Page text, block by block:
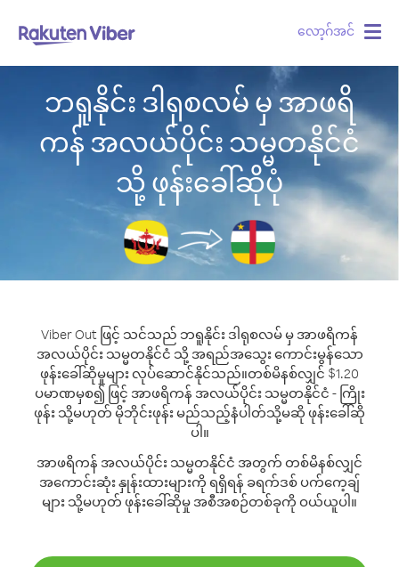
လော့ဂ်အင်
ဘရူနိုင်း ဒါရုစလမ် မှ အာဖရိ
ကန် အလယ်ပိုင်း သမ္မတနိုင်ငံ
သို့ ဖုန်းခေါ်ဆိုပုံ
Viber Out ဖြင့် သင်သည် ဘရူနိုင်း ဒါရုစလမ် မှ အာဖရိကန်
အလယ်ပိုင်း သမ္မတနိုင်ငံ သို့ အရည်အသွေး ကောင်းမွန်သော
ဖုန်းခေါ်ဆိုမှုများ လုပ်ဆောင်နိုင်သည်။တစ်မိနစ်လျှင် $1.20
ပမာဏမှစ၍ ဖြင့် အာဖရိကန် အလယ်ပိုင်း သမ္မတနိုင်ငံ - ကြိုး
ဖုန်း သို့မဟုတ် မိုဘိုင်းဖုန်း မည်သည့်နံပါတ်သို့မဆို ဖုန်းခေါ်ဆို
ပါ။
အာဖရိကန် အလယ်ပိုင်း သမ္မတနိုင်ငံ အတွက် တစ်မိနစ်လျှင်
အကောင်းဆုံး နှုန်းထားများကို ရရှိရန် ခရက်ဒစ် ပက်ကေ့ချ်
များ သို့မဟုတ် ဖုန်းခေါ်ဆိုမှု အစီအစဉ်တစ်ခုကို ဝယ်ယူပါ။